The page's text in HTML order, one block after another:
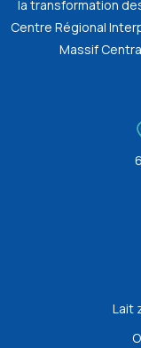
la transformation
Centre Régional
Massif
Lait